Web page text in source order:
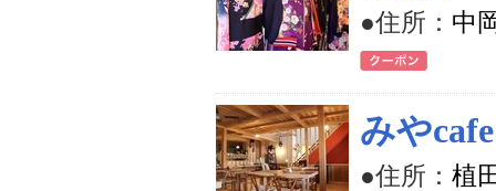
●住所： 中
みやcafe
●住所： 植